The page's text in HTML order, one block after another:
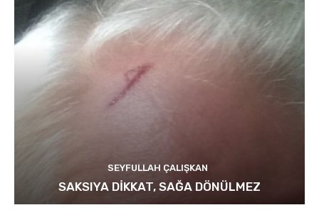
SEYFULLAH ÇALIŞKAN
SAKSIYA DİKKAT, SAĞA DÖNÜLMEZ